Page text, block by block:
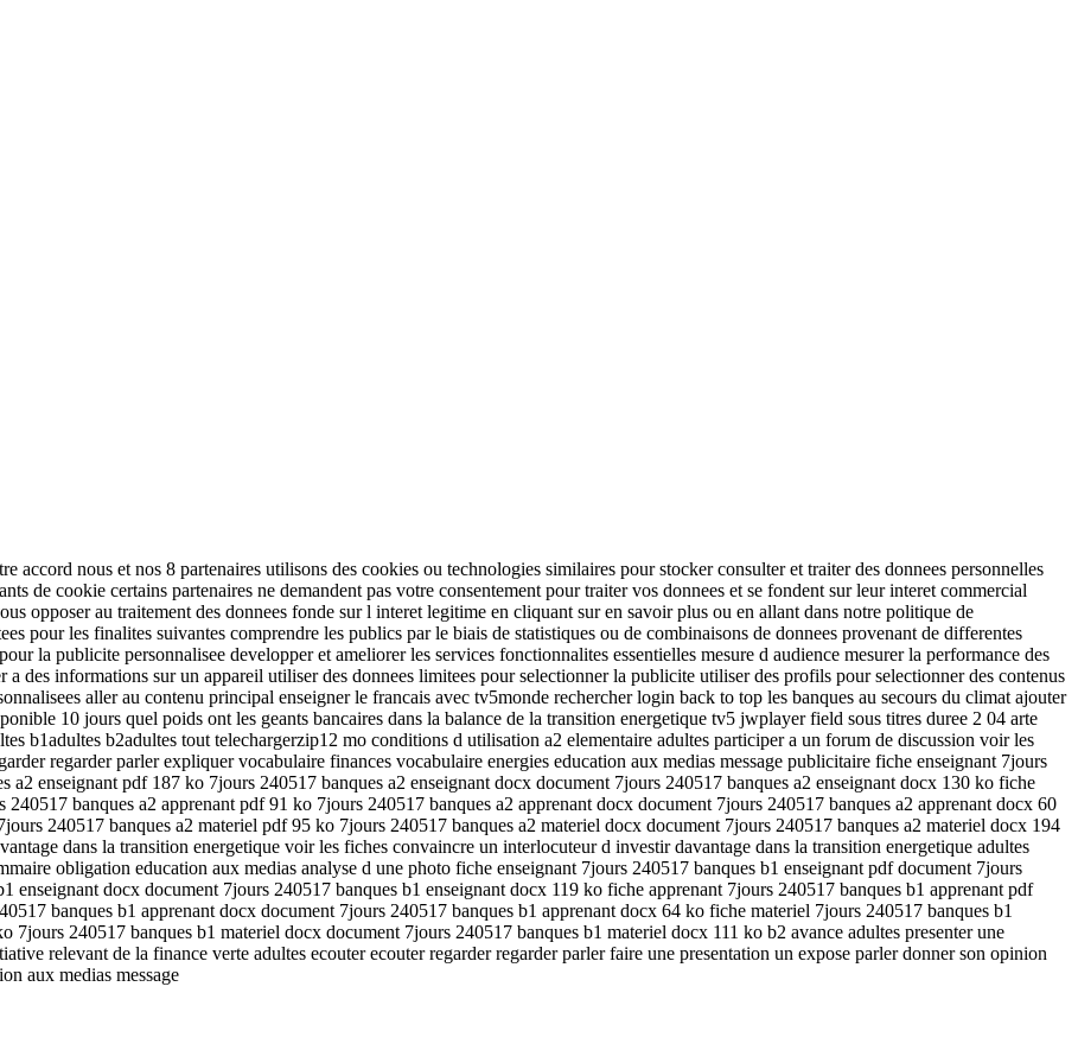
accord nous et nos 8 partenaires utilisons des cookies ou technologies similaires pour stocker consulter et traiter des donnees personnelles
de cookie certains partenaires ne demandent pas votre consentement pour traiter vos donnees et se fondent sur leur interet commercial
opposer au traitement des donnees fonde sur l interet legitime en cliquant sur en savoir plus ou en allant dans notre politique de
pour les finalites suivantes comprendre les publics par le biais de statistiques ou de combinaisons de donnees provenant de differentes
la publicite personnalisee developper et ameliorer les services fonctionnalites essentielles mesure d audience mesurer la performance des
a des informations sur un appareil utiliser des donnees limitees pour selectionner la publicite utiliser des profils pour selectionner des contenus
aller au contenu principal enseigner le francais avec tv5monde rechercher login back to top les banques au secours du climat ajouter
10 jours quel poids ont les geants bancaires dans la balance de la transition energetique tv5 jwplayer field sous titres duree 2 04 arte
b1adultes b2adultes tout telechargerzip12 mo conditions d utilisation a2 elementaire adultes participer a un forum de discussion voir les
regarder parler expliquer vocabulaire finances vocabulaire energies education aux medias message publicitaire fiche enseignant 7jours
a2 enseignant pdf 187 ko 7jours 240517 banques a2 enseignant docx document 7jours 240517 banques a2 enseignant docx 130 ko fiche
banques a2 apprenant pdf 91 ko 7jours 240517 banques a2 apprenant docx document 7jours 240517 banques a2 apprenant docx 60
240517 banques a2 materiel pdf 95 ko 7jours 240517 banques a2 materiel docx document 7jours 240517 banques a2 materiel docx 194
dans la transition energetique voir les fiches convaincre un interlocuteur d investir davantage dans la transition energetique adultes
obligation education aux medias analyse d une photo fiche enseignant 7jours 240517 banques b1 enseignant pdf document 7jours
enseignant docx document 7jours 240517 banques b1 enseignant docx 119 ko fiche apprenant 7jours 240517 banques b1 apprenant pdf
banques b1 apprenant docx document 7jours 240517 banques b1 apprenant docx 64 ko fiche materiel 7jours 240517 banques b1
240517 banques b1 materiel docx document 7jours 240517 banques b1 materiel docx 111 ko b2 avance adultes presenter une
relevant de la finance verte adultes ecouter ecouter regarder regarder parler faire une presentation un expose parler donner son opinion
aux medias message